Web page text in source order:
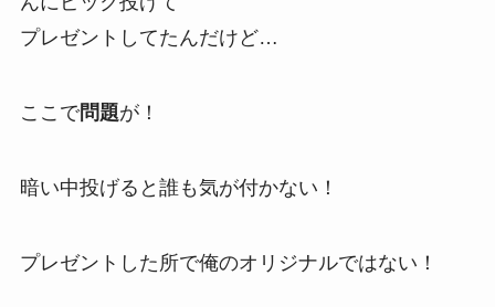
プレゼントしてたんだけど…
ここで問題が！
暗い中投げると誰も気が付かない！
プレゼントした所で俺のオリジナルではない！